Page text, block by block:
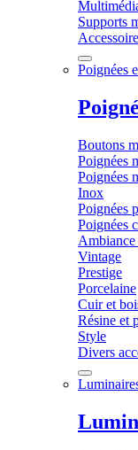
Supports
Poignées
Boutons
Poignées
Poignées
Inox
Poignées
Poignées
Vintage
Prestige
Porcelaine
Cuir et
Résine et
Style
Divers